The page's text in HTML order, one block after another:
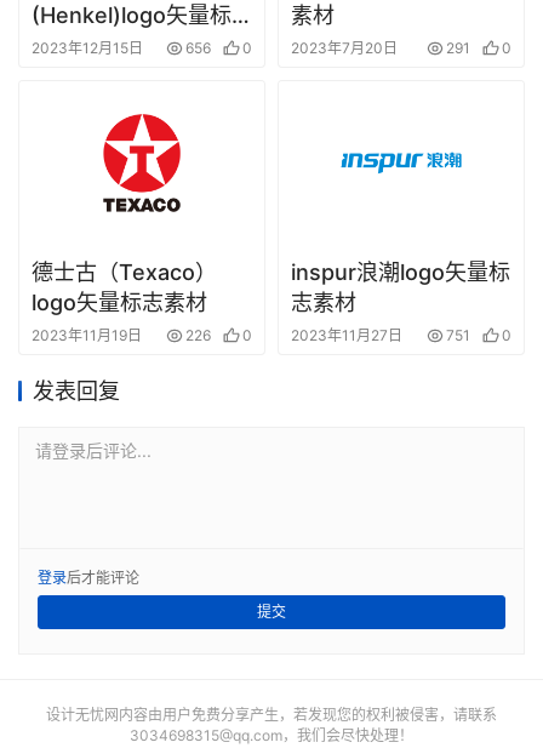
(Henkel)logo矢量标
志素材
2023年12月15日 656 0
素材
2023年7月20日 291 0
德士古（Texaco）
logo矢量标志素材
2023年11月19日 226 0
inspur浪潮logo矢量标
志素材
2023年11月27日 751 0
发表回复
请登录后评论...
登录后才能评论
提交
设计无忧网内容由用户免费分享产生，若发现您的权利被侵害，请联系
3034698315@qq.com，我们会尽快处理！